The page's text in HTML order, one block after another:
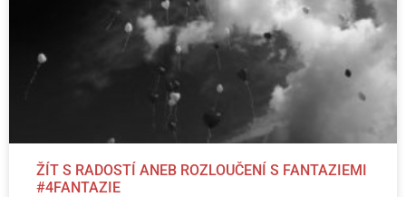
ŽÍT S RADOSTÍ ANEB ROZLOUČENÍ S FANTAZIEMI
#4FANTAZIE